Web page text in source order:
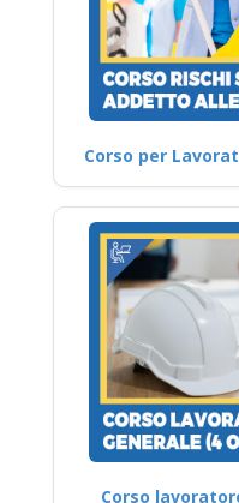
Corso per
Corso